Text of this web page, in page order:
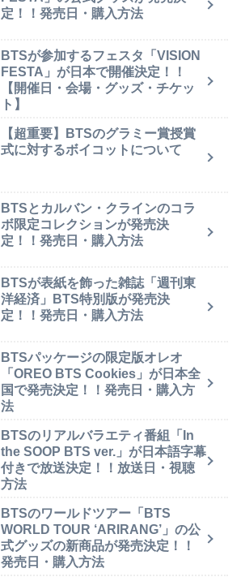
定！！発売日・購入方法
BTSが参加するフェスタ「VISION
FESTA」が日本で開催決定！！
【開催日・会場・グッズ・チケッ
ト】
【超重要】BTSのグラミー賞授賞
式に対するボイコットについて
BTSとカルバン・クラインのコラ
ボ限定コレクションが発売決
定！！発売日・購入方法
BTSが表紙を飾った雑誌「週刊東
洋経済」BTS特別版が発売決
定！！発売日・購入方法
BTSパッケージの限定版オレオ
「OREO BTS Cookies」が日本全
国で発売決定！！発売日・購入方
法
BTSのリアルバラエティ番組「In
the SOOP BTS ver.」が日本語字幕
付きで放送決定！！放送日・視聴
方法
BTSのワールドツアー「BTS
WORLD TOUR ‘ARIRANG’」の公
式グッズの新商品が発売決定！！
発売日・購入方法